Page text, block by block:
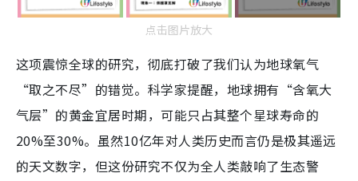
点击图片放大
这项震惊全球的研究，彻底打破了我们认为地球氧气
“取之不尽”的错觉。科学家提醒，地球拥有“含氧大
气层”的黄金宜居时期，可能只占其整个星球寿命的
20%至30%。虽然10亿年对人类历史而言仍是极其遥远
的天文数字，但这份研究不仅为全人类敲响了生态警